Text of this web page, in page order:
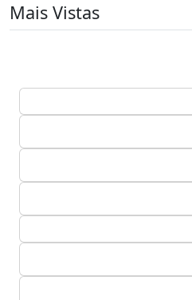
Mais Vistas